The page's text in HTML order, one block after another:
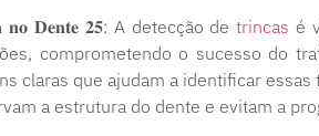
𝐧𝐨 𝐃𝐞𝐧𝐭𝐞 𝟐𝟓: A detecção detrincas é
comprometendo o sucesso do
claras que ajudam a identificar
a estrutura do dente e evitam a